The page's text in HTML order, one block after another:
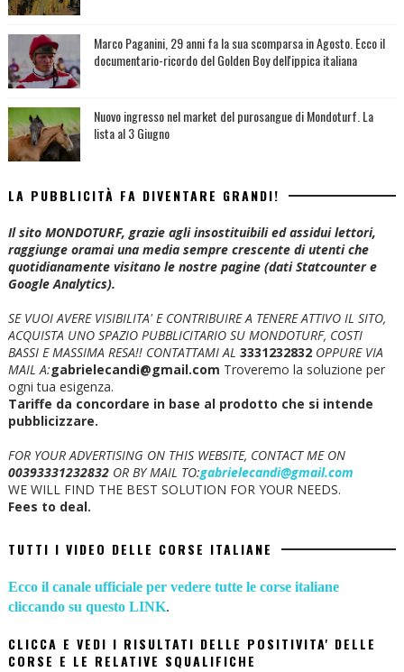
Marco Paganini, 29 anni fa la sua scomparsa in Agosto. Ecco il
documentario-ricordo del Golden Boy dell'ippica italiana
Nuovo ingresso nel market del purosangue di Mondoturf. La
lista al 3 Giugno
LA PUBBLICITÀ FA DIVENTARE GRANDI!
Il sito MONDOTURF, grazie agli insostituibili ed assidui lettori,
raggiunge oramai una media sempre crescente di utenti che
quotidianamente visitano le nostre pagine (dati Statcounter e
Google Analytics).
SE VUOI AVERE VISIBILITA' E CONTRIBUIRE A TENERE ATTIVO IL SITO,
ACQUISTA UNO SPAZIO PUBBLICITARIO SU MONDOTURF, COSTI
BASSI E MASSIMA RESA!! CONTATTAMI AL 3331232832 OPPURE VIA
MAIL A:gabrielecandi@gmail.com Troveremo la soluzione per
ogni tua esigenza.
Tariffe da concordare in base al prodotto che si intende
pubblicizzare.
FOR YOUR ADVERTISING ON THIS WEBSITE, CONTACT ME ON
00393331232832OR BY MAIL TO:gabrielecandi@gmail.com
WE WILL FIND THE BEST SOLUTION FOR YOUR NEEDS.
Fees to deal.
TUTTI I VIDEO DELLE CORSE ITALIANE
Ecco il canale ufficiale per vedere tutte le corse italiane
cliccando su questo LINK.
CLICCA E VEDI I RISULTATI DELLE POSITIVITA' DELLE
CORSE E LE RELATIVE SQUALIFICHE